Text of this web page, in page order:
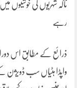
تاکہ شہریوں کی خوشیوں
رہے
ذرائع کے مطابق اس
واپڈا ہٹیاں سب ڈویژن